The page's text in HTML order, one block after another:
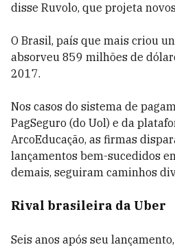
disse Ruvolo, que projeta
O Brasil, país que mais criou
absorveu 859 milhões de
2017.
Nos casos do sistema de
PagSeguro (do Uol) e da
ArcoEducação, as firmas
lançamentos bem-sucedidos
demais, seguiram caminhos
Rival brasileira da Uber
Seis anos após seu